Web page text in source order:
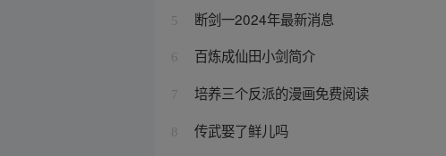
5 断剑一2024年最新消息
6 百炼成仙田小剑简介
7 培养三个反派的漫画免费阅读
8 传武娶了鲜儿吗